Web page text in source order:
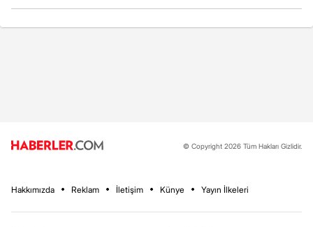
© Copyright 2026 Tüm Hakları Gizlidir.
Hakkımızda Reklam İletişim Künye Yayın İlkeleri